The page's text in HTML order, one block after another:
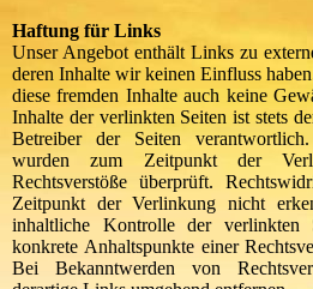
Haftung für Links
Unser Angebot enthält Links zu
deren Inhalte wir keinen Einfluss
diese fremden Inhalte auch keine
Inhalte der verlinkten Seiten ist stets
Betreiber der Seiten
wurden zum Zeitpunkt der
Rechtsverstöße überprüft.
Zeitpunkt der Verlinkung nicht
inhaltliche Kontrolle der verlinkten
konkrete Anhaltspunkte einer
Bei Bekanntwerden von